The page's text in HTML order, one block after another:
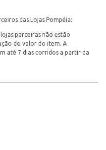
das Lojas Pompéia:
parceiras não estão
do valor do item. A
até 7 dias corridos a partir da